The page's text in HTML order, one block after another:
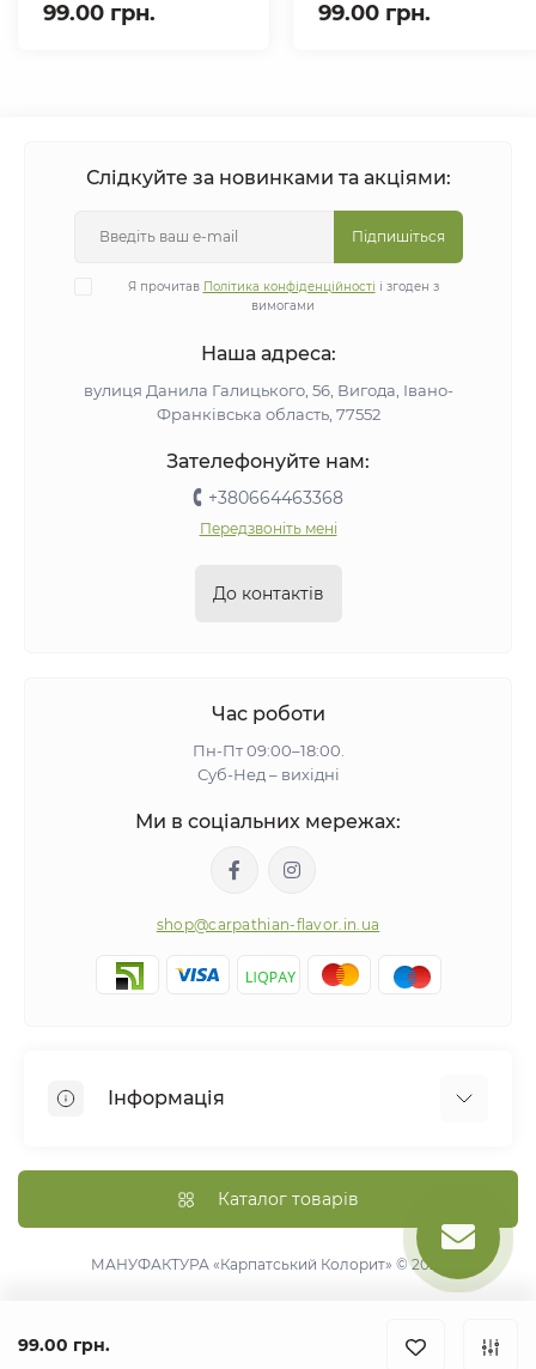
99.00 грн. 99.00 грн.
99.00 грн.
Слідкуйте за новинками та акціями:
Підпишіться
Я прочитав Політика конфіденційності і згоден з
вимогами
Наша адреса:
вулиця Данила Галицького, 56, Вигода, Івано-
Франківська область, 77552
Зателефонуйте нам:
+380664463368
Передзвоніть мені
До контактів
Час роботи
Пн-Пт 09:00–18:00.
Суб-Нед – вихідні
Ми в соціальних мережах:
shop@carpathian-flavor.in.ua
Інформація
Оплата та доставка
Політика конфіденційності
Правила повернення товару
Каталог товарів
МАНУФАКТУРА «Карпатський Колорит» © 2026